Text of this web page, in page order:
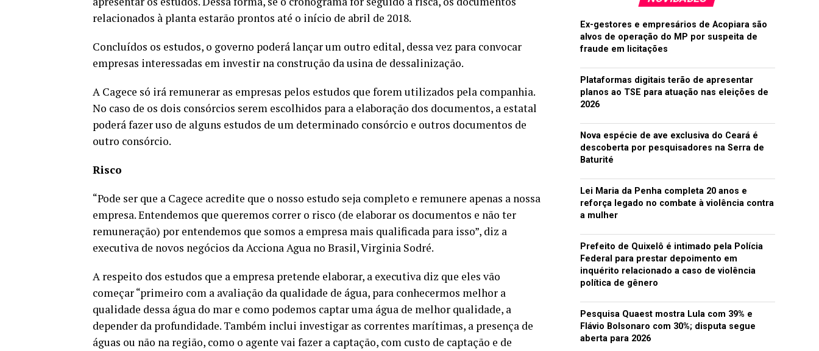
relacionados à planta estarão prontos até o início de abril de 2018.
Concluídos os estudos, o governo poderá lançar um outro edital, dessa vez para convocar
empresas interessadas em investir na construção da usina de dessalinização.
A Cagece só irá remunerar as empresas pelos estudos que forem utilizados pela companhia.
No caso de os dois consórcios serem escolhidos para a elaboração dos documentos, a estatal
poderá fazer uso de alguns estudos de um determinado consórcio e outros documentos de
outro consórcio.
Risco
“Pode ser que a Cagece acredite que o nosso estudo seja completo e remunere apenas a nossa
empresa. Entendemos que queremos correr o risco (de elaborar os documentos e não ter
remuneração) por entendemos que somos a empresa mais qualificada para isso”, diz a
executiva de novos negócios da Acciona Agua no Brasil, Virginia Sodré.
A respeito dos estudos que a empresa pretende elaborar, a executiva diz que eles vão
começar “primeiro com a avaliação da qualidade de água, para conhecermos melhor a
qualidade dessa água do mar e como podemos captar uma água de melhor qualidade, a
depender da profundidade. Também inclui investigar as correntes marítimas, a presença de
águas ou não na região, como o agente vai fazer a captação, com custo de captação e de
Ex-gestores e empresários de Acopiara são
alvos de operação do MP por suspeita de
fraude em licitações
Plataformas digitais terão de apresentar
planos ao TSE para atuação nas eleições de
2026
Nova espécie de ave exclusiva do Ceará é
descoberta por pesquisadores na Serra de
Baturité
Lei Maria da Penha completa 20 anos e
reforça legado no combate à violência contra
a mulher
Prefeito de Quixelô é intimado pela Polícia
Federal para prestar depoimento em
inquérito relacionado a caso de violência
política de gênero
Pesquisa Quaest mostra Lula com 39% e
Flávio Bolsonaro com 30%; disputa segue
aberta para 2026